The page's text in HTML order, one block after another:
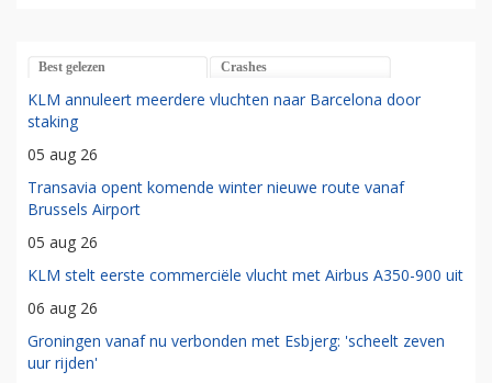
Best gelezen Crashes
KLM annuleert meerdere vluchten naar Barcelona door
staking
05 aug 26
Transavia opent komende winter nieuwe route vanaf
Brussels Airport
05 aug 26
KLM stelt eerste commerciële vlucht met Airbus A350-900 uit
06 aug 26
Groningen vanaf nu verbonden met Esbjerg: 'scheelt zeven
uur rijden'